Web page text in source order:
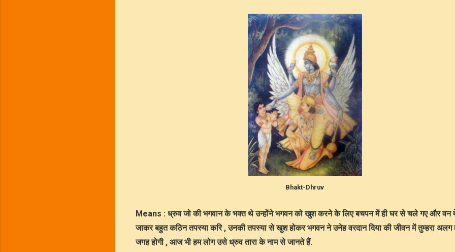
Bhakt-Dhruv
Means : ध्रुव जो की भगवान के भक्त थे उन्होंने भगवन को खुश करने के लिए बचपन में ही घर से चले गए और वन
जाकर बहुत कठिन तपस्या करि , उनकी तपस्या से खुश होकर भगवन ने उनेह वरदान दिया की जीवन में तुम्हरा अलग
जगह होगी , आज भी हम लोग उसे ध्रुव तारा के नाम से जानते हैं.